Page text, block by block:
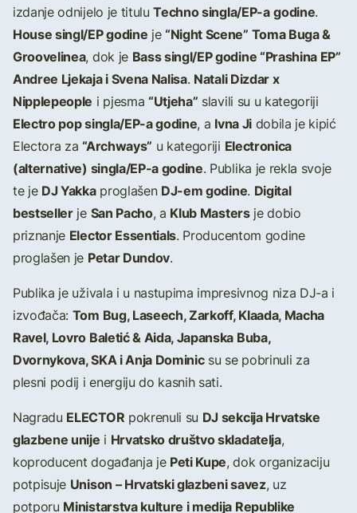
izdanje odnijelo je tituluTechno singla/EP-a godine.
House singl/EP godine je“Night Scene” Toma Buga &
Groovelinea, dok je Bass singl/EP godine “Prashina EP”
Andree Ljekaja i Svena Nalisa. Natali Dizdar x
Nipplepeople i pjesma “Utjeha” slavili su u kategoriji
Electro pop singla/EP-a godine, a Ivna Jidobila je kipić
Electora za“Archways” u kategoriji Electronica
(alternative) singla/EP-a godine. Publika je rekla svoje
te je DJ Yakkaproglašen DJ-em godine. Digital
bestsellerje San Pacho, a Klub Mastersje dobio
priznanje Elector Essentials. Producentom godine
proglašen je Petar Dundov.
Publika je uživala i u nastupima impresivnog niza DJ-a i
izvođača: Tom Bug, Laseech, Zarkoff, Klaada, Macha
Ravel, Lovro Baletić & Aida, Japanska Buba,
Dvornykova, SKA i Anja Dominicsu se pobrinuli za
plesni podij i energiju do kasnih sati.
Nagradu ELECTOR pokrenuli su DJ sekcija Hrvatske
glazbene unije i Hrvatsko društvo skladatelja,
koproducent događanja je Peti Kupe, dok organizaciju
potpisuje Unison – Hrvatski glazbeni savez, uz
potporu Ministarstva kulture i medija Republike